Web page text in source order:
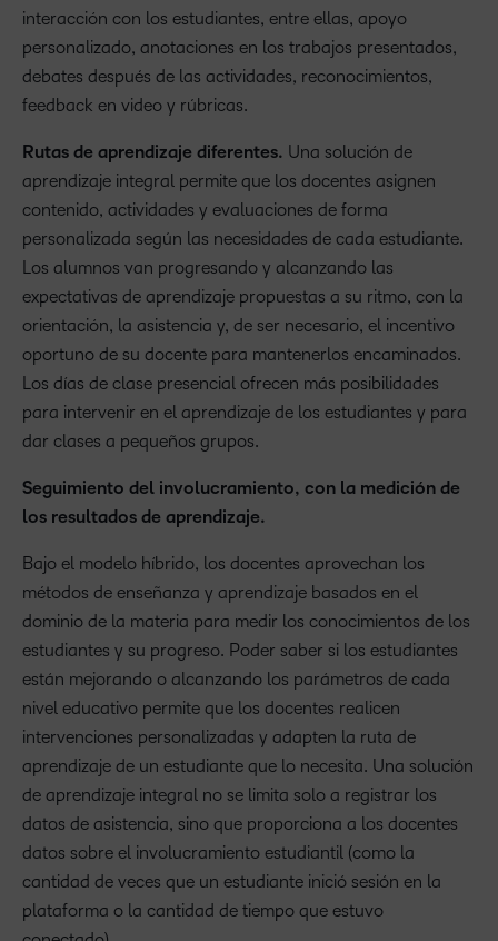
interacción con los estudiantes, entre ellas, apoyo
personalizado, anotaciones en los trabajos presentados,
debates después de las actividades, reconocimientos,
feedback en video y rúbricas.
Rutas de aprendizaje diferentes. Una solución de
aprendizaje integral permite que los docentes asignen
contenido, actividades y evaluaciones de forma
personalizada según las necesidades de cada estudiante.
Los alumnos van progresando y alcanzando las
expectativas de aprendizaje propuestas a su ritmo, con la
orientación, la asistencia y, de ser necesario, el incentivo
oportuno de su docente para mantenerlos encaminados.
Los días de clase presencial ofrecen más posibilidades
para intervenir en el aprendizaje de los estudiantes y para
dar clases a pequeños grupos.
Seguimiento del involucramiento, con la medición de
los resultados de aprendizaje.
Bajo el modelo híbrido, los docentes aprovechan los
métodos de enseñanza y aprendizaje basados en el
dominio de la materia para medir los conocimientos de los
estudiantes y su progreso. Poder saber si los estudiantes
están mejorando o alcanzando los parámetros de cada
nivel educativo permite que los docentes realicen
intervenciones personalizadas y adapten la ruta de
aprendizaje de un estudiante que lo necesita. Una solución
de aprendizaje integral no se limita solo a registrar los
datos de asistencia, sino que proporciona a los docentes
datos sobre el involucramiento estudiantil (como la
cantidad de veces que un estudiante inició sesión en la
plataforma o la cantidad de tiempo que estuvo